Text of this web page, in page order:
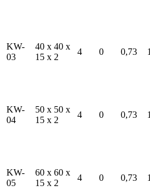
KW-
03
40 x 40 x
15 x 2
4 0 0,73
KW-
04
50 x 50 x
15 x 2
4 0 0,73
KW-
05
60 x 60 x
15 x 2
4 0 0,73